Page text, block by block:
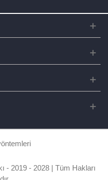
- 2019 - 2028 | Tüm Hakları